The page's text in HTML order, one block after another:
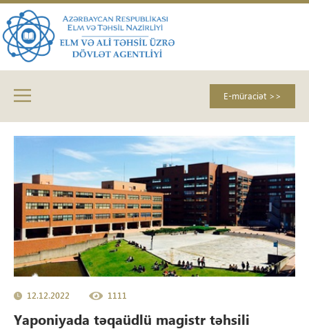
E-müraciət >>
12.12.2022 1111
Yaponiyada təqaüdlü magistr təhsili